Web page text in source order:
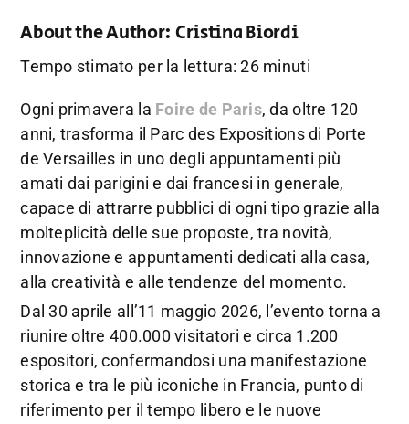
About the Author: Cristina Biordi
Tempo stimato per la lettura: 26 minuti
Ogni primavera la Foire de Paris, da oltre 120
anni, trasforma il Parc des Expositions di Porte
de Versailles in uno degli appuntamenti più
amati dai parigini e dai francesi in generale,
capace di attrarre pubblici di ogni tipo grazie alla
molteplicità delle sue proposte, tra novità,
innovazione e appuntamenti dedicati alla casa,
alla creatività e alle tendenze del momento.
Dal 30 aprile all’11 maggio 2026, l’evento torna a
riunire oltre 400.000 visitatori e circa 1.200
espositori, confermandosi una manifestazione
storica e tra le più iconiche in Francia, punto di
riferimento per il tempo libero e le nuove